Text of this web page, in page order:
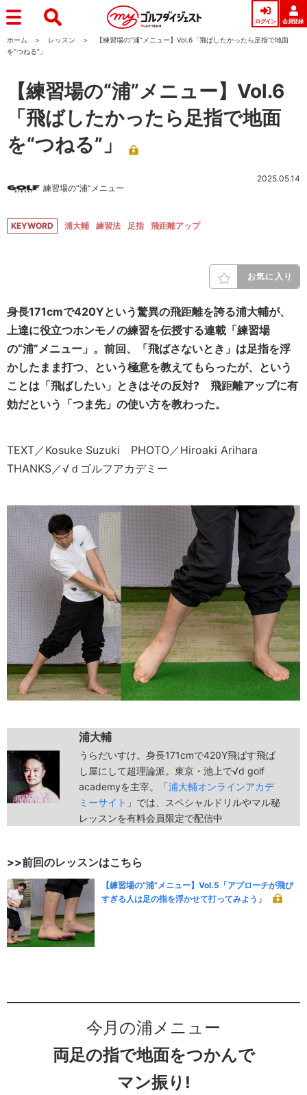
ログイン 会員登録
ホーム レッスン
【練習場の“浦”メニュー】Vol.6「飛ばしたかったら足指で地面
を“つねる”」
【練習場の“浦”メニュー】Vol.6
「飛ばしたかったら足指で地面
を“つねる”」
練習場の“浦”メニュー
2025.05.14
KEYWORD 浦大輔 練習法 足指 飛距離アップ
お気に入り
身長171cmで420Yという驚異の飛距離を誇る浦大輔が、
上達に役立つホンモノの練習を伝授する連載「練習場
の“浦”メニュー」。前回、「飛ばさないとき」は足指を浮
かしたまま打つ、という極意を教えてもらったが、という
ことは「飛ばしたい」ときはその反対? 飛距離アップに有
効だという「つま先」の使い方を教わった。
TEXT／Kosuke Suzuki PHOTO／Hiroaki Arihara
THANKS／√ｄゴルフアカデミー
浦大輔
うらだいすけ。身長171cmで420Y飛ばす飛ば
し屋にして超理論派。東京・池上で√d golf
academyを主宰。「浦大輔オンラインアカデ
ミーサイト 」では、スペシャルドリルやマル秘
レッスンを有料会員限定で配信中
>>前回のレッスンはこちら
【練習場の“浦”メニュー】Vol.5「アプローチが飛び
すぎる人は足の指を浮かせて打ってみよう」
今月の浦メニュー
両足の指で地面をつかんで
マン振り!